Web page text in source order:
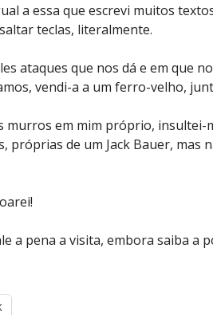
a essa que escrevi muitos
teclas, literalmente.
ataques que nos dá e em que
vendi-a a um ferro-velho,
murros em mim próprio, insultei-
próprias de um Jack Bauer, mas
a pena a visita, embora saiba a